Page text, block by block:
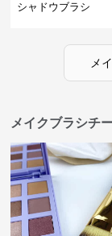
シャドウブラシ
メ
メイクブラシチ